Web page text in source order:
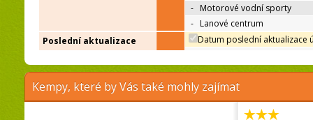
- Motorové vodní sporty
- Lanové centrum
Poslední aktualizace
Datum poslední aktualizace
Kempy, které by Vás také mohly zajímat